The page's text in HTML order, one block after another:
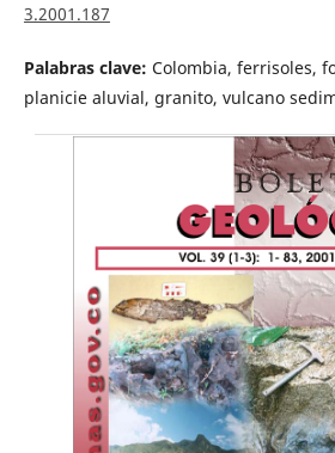
3.2001.187
Palabras clave: Colombia, ferrisoles,
planicie aluvial, granito, vulcano